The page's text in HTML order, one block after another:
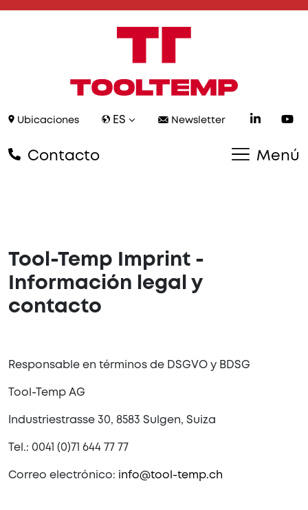
Ubicaciones ES Newsletter
Contacto Menú
Tool-Temp Imprint -
Información legal y
contacto
Responsable en términos de DSGVO y BDSG
Tool-Temp AG
Industriestrasse 30, 8583 Sulgen, Suiza
Tel.: 0041 (0)71 644 77 77
Correo electrónico: info@tool-temp.ch